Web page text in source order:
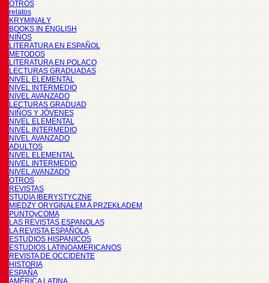
OTROS
relatos
KRYMINAŁY
BOOKS IN ENGLISH
NIÑOS
LITERATURA EN ESPAÑOL
METODOS
LITERATURA EN POLACO
LECTURAS GRADUADAS
NIVEL ELEMENTAL
NIVEL INTERMEDIO
NIVEL AVANZADO
LECTURAS GRADUAD
NIÑOS Y JÓVENES
NIVEL ELEMENTAL
NIVEL INTERMEDIO
NIVEL AVANZADO
ADULTOS
NIVEL ELEMENTAL
NIVEL INTERMEDIO
NIVEL AVANZADO
OTROS
REVISTAS
STUDIA IBERYSTYCZNE
MIĘDZY ORYGINAŁEM A PRZEKŁADEM
PUNTOyCOMA
LAS REVISTAS ESPANOLAS
LA REVISTA ESPAÑOLA
ESTUDIOS HISPANICOS
ESTUDIOS LATINOAMERICANOS
REVISTA DE OCCIDENTE
HISTORIA
ESPAÑA
AMÉRICA LATINA